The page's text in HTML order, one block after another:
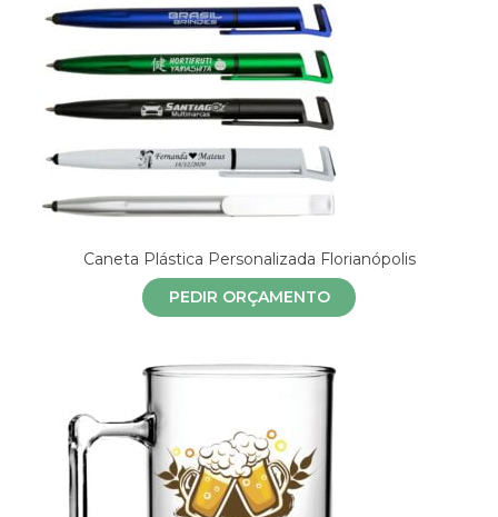
Caneta Plástica Personalizada Florianópolis
PEDIR ORÇAMENTO